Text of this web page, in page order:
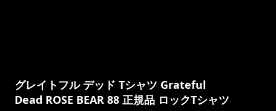
グレイトフル デッド Tシャツ Grateful
Dead ROSE BEAR 88 正規品 ロックTシャツ